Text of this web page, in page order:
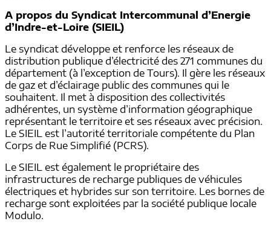
A propos du Syndicat Intercommunal d’Energie
d’Indre-et-Loire (SIEIL)
Le syndicat développe et renforce les réseaux de
distribution publique d’électricité des 271 communes du
département (à l’exception de Tours). Il gère les réseaux
de gaz et d’éclairage public des communes qui le
souhaitent. Il met à disposition des collectivités
adhérentes, un système d’information géographique
représentant le territoire et ses réseaux avec précision.
Le SIEIL est l’autorité territoriale compétente du Plan
Corps de Rue Simplifié (PCRS).
Le SIEIL est également le propriétaire des
infrastructures de recharge publiques de véhicules
électriques et hybrides sur son territoire. Les bornes de
recharge sont exploitées par la société publique locale
Modulo.